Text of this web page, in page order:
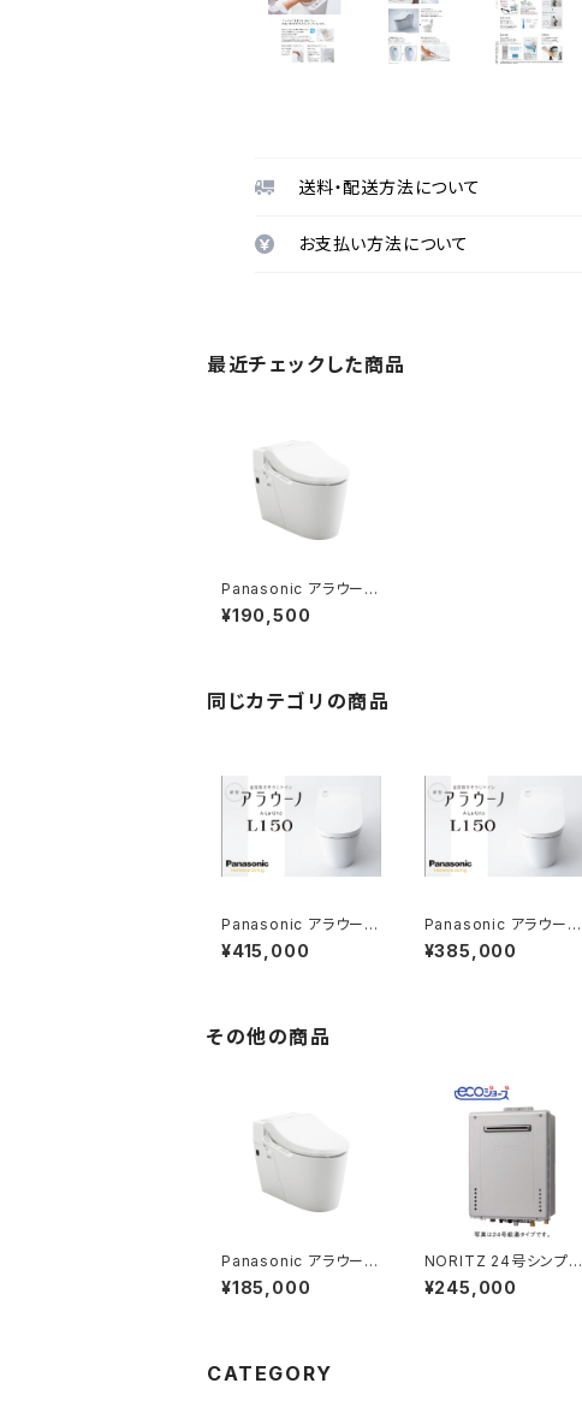
送料・配送方法について
お支払い方法について
最近チェックした商品
Panasonic アラウーノ
V(SN4)基本工事費コミ
コミプラン
¥190,500
同じカテゴリの商品
Panasonic アラウーノ
L150(タイプ0)基本工
事費コミコミプラン
¥415,000
Panasonic アラウーノ
L150(タイプ1)基本工事
費コミコミプラン
¥385,000
その他の商品
Panasonic アラウーノ
V(SN5)基本工事費コミ
コミプラン
¥185,000
NORITZ 24号シンプル
オート 交換工事コミコ
ミプラン
¥245,000
CATEGORY